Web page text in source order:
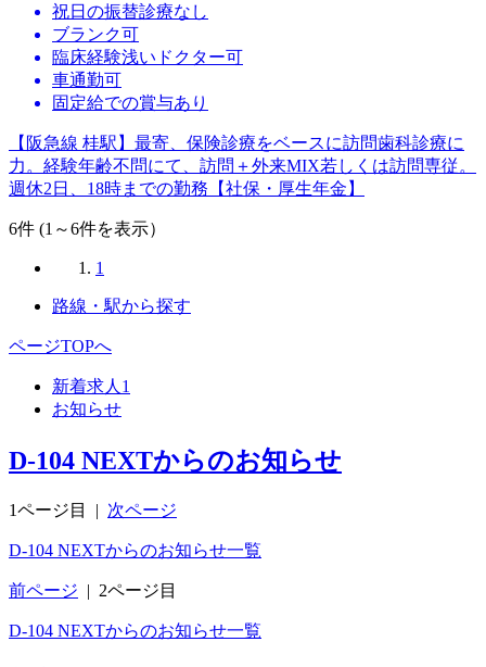
祝日の振替診療なし
ブランク可
臨床経験浅いドクター可
車通勤可
固定給での賞与あり
【阪急線 桂駅】最寄、保険診療をベースに訪問歯科診療に
力。経験年齢不問にて、訪問＋外来MIX若しくは訪問専従。
週休2日、18時までの勤務【社保・厚生年金】
6件 (1～6件を表示）
1
路線・駅から探す
ページTOPへ
新着求人 1
お知らせ
D-104 NEXTからのお知らせ
1ページ目 | 次ページ
D-104 NEXTからのお知らせ一覧
前ページ | 2ページ目
D-104 NEXTからのお知らせ一覧